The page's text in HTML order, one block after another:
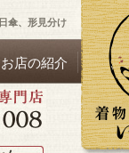
傘、形見分け
お店の紹介